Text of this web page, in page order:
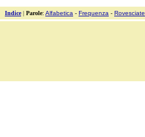
Indice| Parole: Alfabetica - Frequenza - Rovesciate